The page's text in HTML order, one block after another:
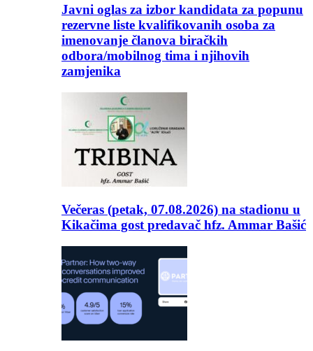
Javni oglas za izbor kandidata za popunu
rezervne liste kvalifikovanih osoba za
imenovanje članova biračkih
odbora/mobilnog tima i njihovih
zamjenika
Večeras (petak, 07.08.2026) na stadionu u
Kikačima gost predavač hfz. Ammar Bašić